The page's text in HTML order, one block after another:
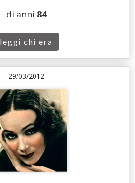
di anni 84
leggi chi era
29/03/2012